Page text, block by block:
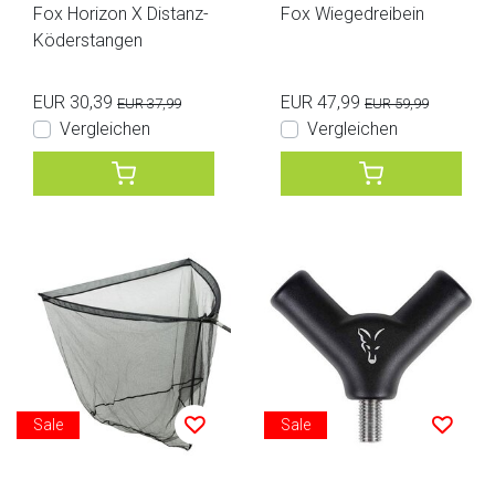
Fox Horizon X Distanz-
Köderstangen
EUR 30,39 EUR 37,99
Vergleichen
Fox Wiegedreibein
EUR 47,99 EUR 59,99
Vergleichen
Sale Sale